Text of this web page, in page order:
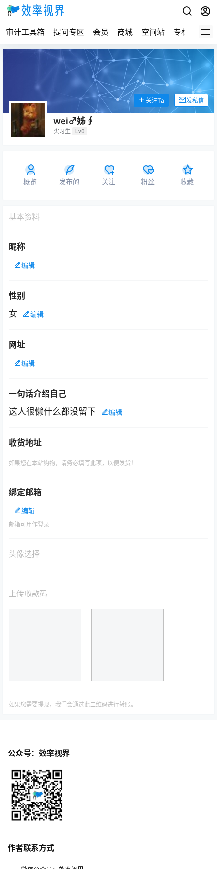
审计工具箱 提问专区 会员 商城 空间站 专栏
wei♂姊∮
实习生 Lv0
关注Ta 发私信
概览 发布的 关注 粉丝 收藏
基本资料
昵称
编辑
性别
女 编辑
网址
编辑
一句话介绍自己
这人很懒什么都没留下 编辑
收货地址
如果您在本站购物，请务必填写此项，以便发货！
绑定邮箱
编辑
邮箱可用作登录
头像选择
上传收款码
如果您需要提现，我们会通过此二维码进行转账。
公众号：效率视界
作者联系方式